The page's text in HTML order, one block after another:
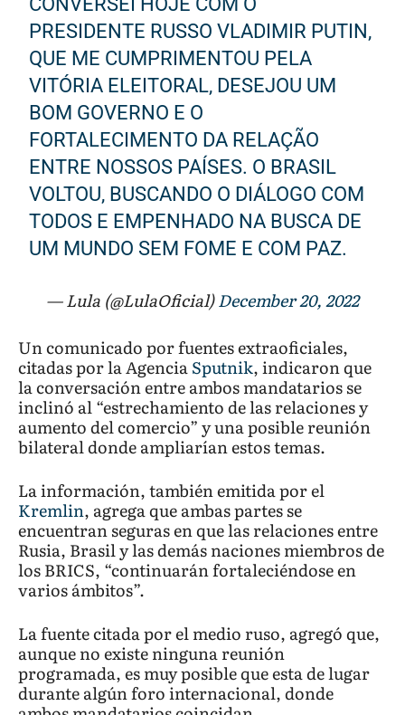
PRESIDENTE RUSSO VLADIMIR PUTIN,
QUE ME CUMPRIMENTOU PELA
VITÓRIA ELEITORAL, DESEJOU UM
BOM GOVERNO E O
FORTALECIMENTO DA RELAÇÃO
ENTRE NOSSOS PAÍSES. O BRASIL
VOLTOU, BUSCANDO O DIÁLOGO COM
TODOS E EMPENHADO NA BUSCA DE
UM MUNDO SEM FOME E COM PAZ.
— Lula (@LulaOficial)December 20, 2022
Un comunicado por fuentes extraoficiales,
citadas por la AgenciaSputnik, indicaron que
la conversación entre ambos mandatarios se
inclinó al “estrechamiento de las relaciones y
aumento del comercio” y una posible reunión
bilateral donde ampliarían estos temas.
La información, también emitida por el
Kremlin, agrega que ambas partes se
encuentran seguras en que las relaciones entre
Rusia, Brasil y las demás naciones miembros de
los BRICS, “continuarán fortaleciéndose en
varios ámbitos”.
La fuente citada por el medio ruso, agregó que,
aunque no existe ninguna reunión
programada, es muy posible que esta de lugar
durante algún foro internacional, donde